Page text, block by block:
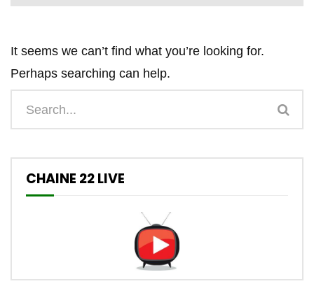
It seems we can’t find what you’re looking for.
Perhaps searching can help.
CHAINE 22 LIVE